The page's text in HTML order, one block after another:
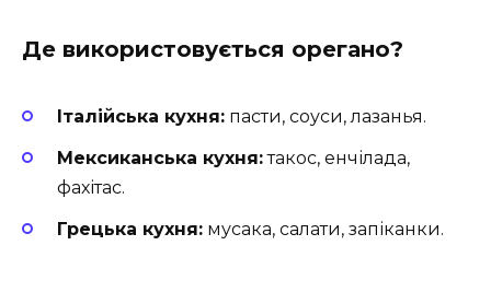
Де використовується орегано?
Італійська кухня: пасти, соуси, лазанья.
Мексиканська кухня:такос, енчілада,
фахітас.
Грецька кухня: мусака, салати, запіканки.